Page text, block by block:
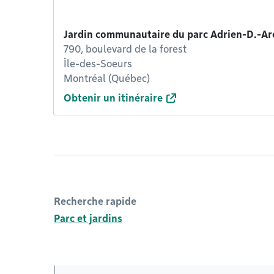
Jardin communautaire du parc Adrien-D.-
790, boulevard de la forest
Île-des-Soeurs
Montréal (Québec)
Obtenir un itinéraire
Recherche rapide
Parc et jardins